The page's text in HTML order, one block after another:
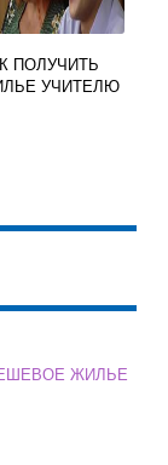
ПОЛУЧИТЬ
УЧИТЕЛЮ
ЖИЛЬЕ